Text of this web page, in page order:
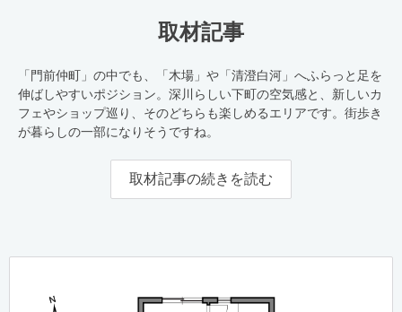
取材記事
「門前仲町」の中でも、「木場」や「清澄白河」へふらっと足を
伸ばしやすいポジション。深川らしい下町の空気感と、新しいカ
フェやショップ巡り、そのどちらも楽しめるエリアです。街歩き
が暮らしの一部になりそうですね。
取材記事の続きを読む